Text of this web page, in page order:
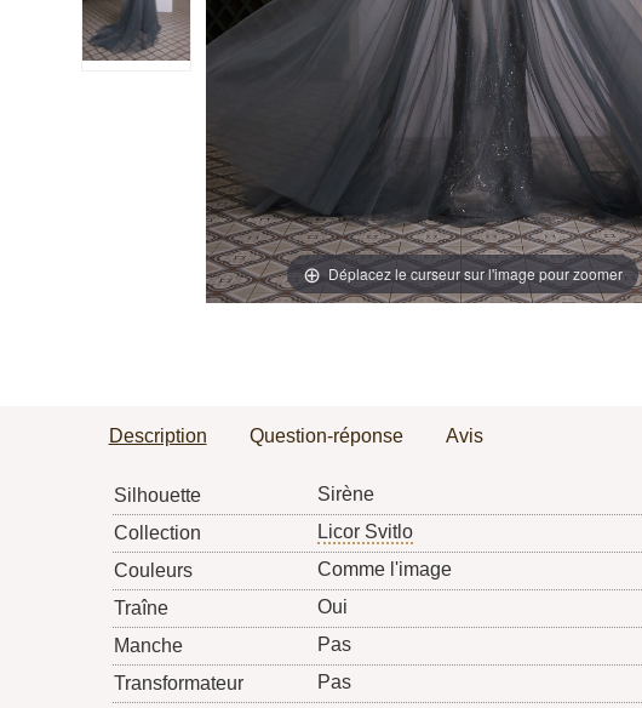
Déplacez le curseur sur l'image pour zoomer
Description Question-réponse Avis
Silhouette
Sirène
Collection
Licor Svitlo
Couleurs
Comme l'image
Traîne
Oui
Manche
Pas
Transformateur
Pas